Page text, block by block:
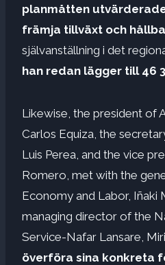
planmåtten
främja tillväxt och
självanställning i det
han redan lägger till 46
Likewise, the president of
Carlos Equiza, the
Luis Perea, and the vice
Romero, met with the
Economy and Labor, Iñaki
managing director of the
Service-Nafar Lansare,
överföra sina konkreta